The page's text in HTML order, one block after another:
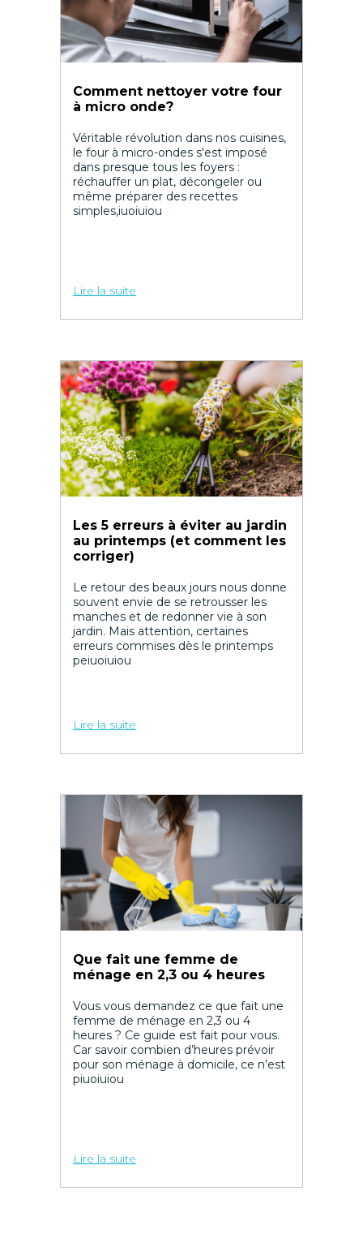
Comment nettoyer votre four
à micro onde?
Véritable révolution dans nos cuisines,
le four à micro-ondes s'est imposé
dans presque tous les foyers :
réchauffer un plat, décongeler ou
même préparer des recettes
simples,iuoiuiou
Lire la suite
Les 5 erreurs à éviter au jardin
au printemps (et comment les
corriger)
Le retour des beaux jours nous donne
souvent envie de se retrousser les
manches et de redonner vie à son
jardin. Mais attention, certaines
erreurs commises dès le printemps
peiuoiuiou
Lire la suite
Que fait une femme de
ménage en 2,3 ou 4 heures
Vous vous demandez ce que fait une
femme de ménage en 2,3 ou 4
heures ? Ce guide est fait pour vous.
Car savoir combien d’heures prévoir
pour son ménage à domicile, ce n’est
piuoiuiou
Lire la suite